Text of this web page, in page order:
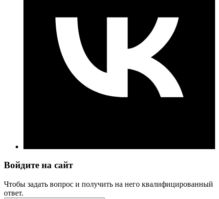
Войдите на сайт
Чтобы задать вопрос и получить на него квалифицированный
ответ.